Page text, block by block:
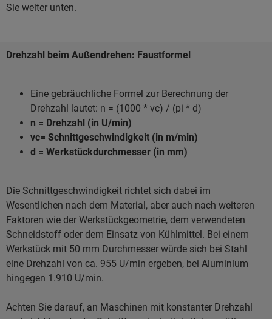
Sie weiter unten.
Drehzahl beim Außendrehen: Faustformel
Eine gebräuchliche Formel zur Berechnung der
Drehzahl lautet: n = (1000 * vc) / (pi * d)
n = Drehzahl (in U/min)
vc= Schnittgeschwindigkeit (in m/min)
d = Werkstückdurchmesser (in mm)
Die Schnittgeschwindigkeit richtet sich dabei im
Wesentlichen nach dem Material, aber auch nach weiteren
Faktoren wie der Werkstückgeometrie, dem verwendeten
Schneidstoff oder dem Einsatz von Kühlmittel. Bei einem
Werkstück mit 50 mm Durchmesser würde sich bei Stahl
eine Drehzahl von ca. 955 U/min ergeben, bei Aluminium
hingegen 1.910 U/min.
Achten Sie darauf, an Maschinen mit konstanter Drehzahl